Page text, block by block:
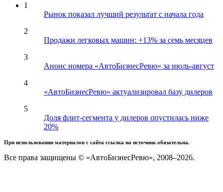
1
Рынок показал лучший результат с начала года
2
Продажи легковых машин: +13% за семь месяцев
3
Анонс номера «АвтоБизнесРевю» за июль-август
4
«АвтоБизнесРевю» актуализировал базу дилеров
5
Доля флит-сегмента у дилеров опустилась ниже
20%
При использовании материалов с сайта ссылка на источник обязательна.
Все права защищены © «АвтоБизнесРевю», 2008–2026.